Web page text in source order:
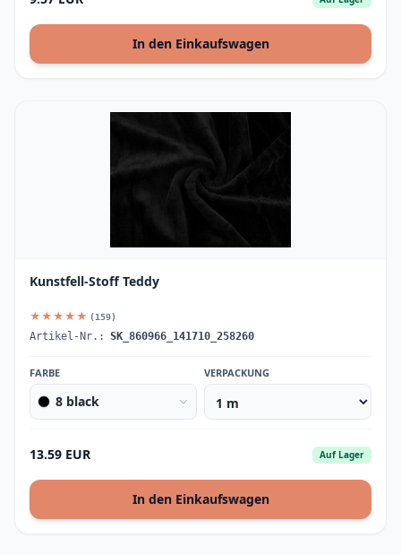
In den Einkaufswagen
Kunstfell-Stoff Teddy
★★★★★ (159)
Artikel-Nr.: SK_860966_141710_258260
FARBE
8 black
VERPACKUNG
13.59 EUR Auf Lager
In den Einkaufswagen